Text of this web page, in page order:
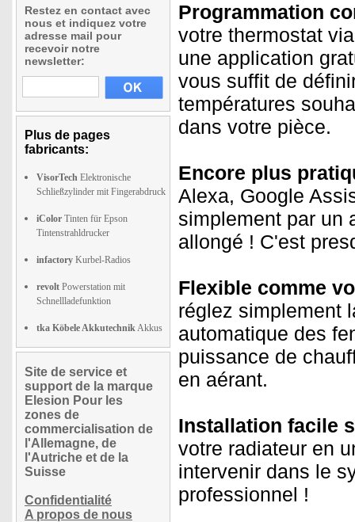
Restez en contact avec
nous et indiquez votre
adresse mail pour
recevoir notre
newsletter:
Plus de pages
fabricants:
VisorTech Elektronische
Schließzylinder mit Fingerabdruck
iColor Tinten für Epson
Tintenstrahldrucker
infactory Kurbel-Radios
revolt Powerstation mit
Schnellladefunktion
tka Köbele AkkutechnikAkkus
Site de service et
support de la marque
Elesion Pour les
zones de
commercialisation de
l'Allemagne, de
l'Autriche et de la
Suisse
Confidentialité
A propos de nous
Programmation
votre thermostat
une application
vous suffit de
températures
dans votre pièce.
Encore plus
Alexa, Google
simplement par un
allongé ! C'est
Flexible comme
réglez simplement
automatique des
puissance de
en aérant.
Installation facile
votre radiateur en
intervenir dans le
professionnel !